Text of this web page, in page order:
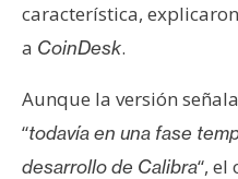
característica,
a CoinDesk.
Aunque la versión
“todavía en una fase
desarrollo de Calibra“,